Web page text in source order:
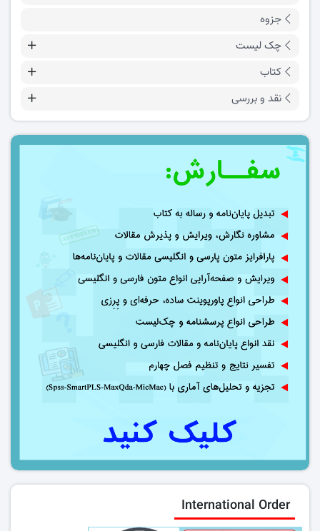
جزوه
چک لیست
کتاب
نقد و بررسی
International Order